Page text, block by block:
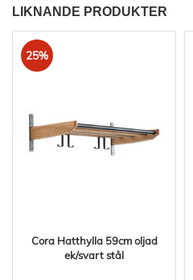
LIKNANDE PRODUKTER
25%
Cora Hatthylla 59cm oljad
ek/svart stål